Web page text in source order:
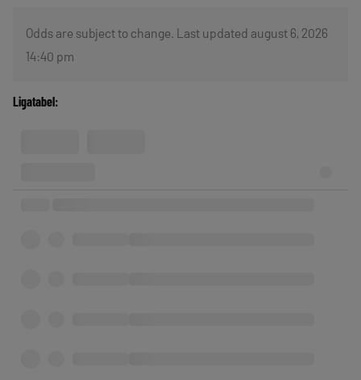
Odds are subject to change. Last updated august 6, 2026
14:40 pm
Ligatabel: